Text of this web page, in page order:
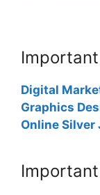
Digital
Graphics
Online Silver